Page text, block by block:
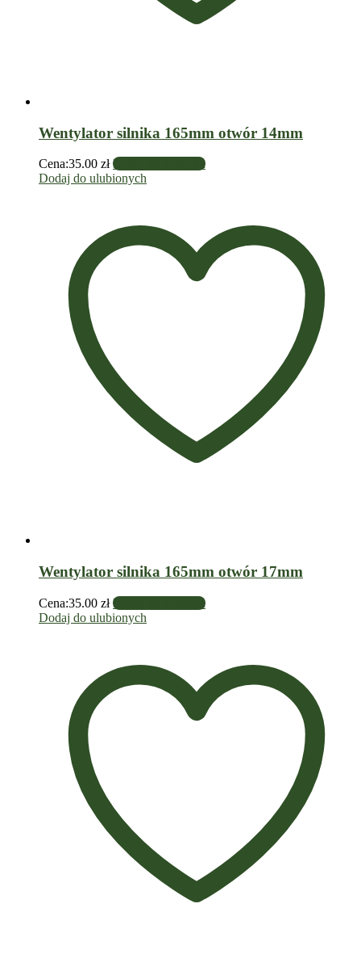
Wentylator silnika 165mm otwór 14mm
Cena:35.00 zł Dodaj do koszyka
Dodaj do ulubionych
Wentylator silnika 165mm otwór 17mm
Cena:35.00 zł Dodaj do koszyka
Dodaj do ulubionych